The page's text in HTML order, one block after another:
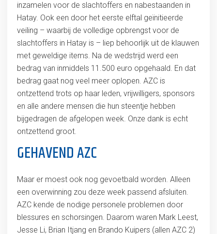
inzamelen voor de slachtoffers en nabestaanden in
Hatay. Ook een door het eerste elftal geïnitieerde
veiling – waarbij de volledige opbrengst voor de
slachtoffers in Hatay is – liep behoorlijk uit de klauwen
met geweldige items. Na de wedstrijd werd een
bedrag van inmiddels 11.500 euro opgehaald. En dat
bedrag gaat nog veel meer oplopen. AZC is
ontzettend trots op haar leden, vrijwilligers, sponsors
en alle andere mensen die hun steentje hebben
bijgedragen de afgelopen week. Onze dank is echt
ontzettend groot.
GEHAVEND AZC
Maar er moest ook nog gevoetbald worden. Alleen
een overwinning zou deze week passend afsluiten.
AZC kende de nodige personele problemen door
blessures en schorsingen. Daarom waren Mark Leest,
Jesse Li, Brian Itjang en Brando Kuipers (allen AZC 2)